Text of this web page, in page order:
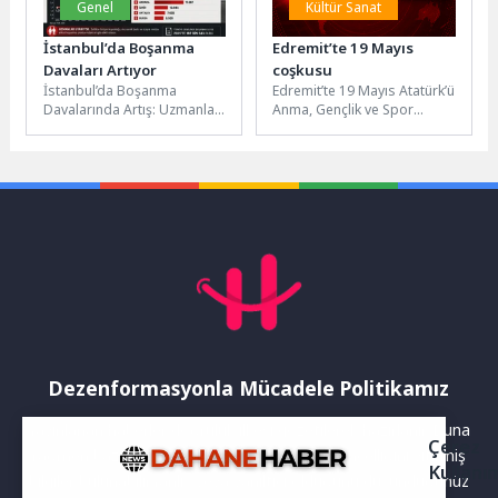
Genel
İstanbul’da Boşanma
Davaları Artıyor
İstanbul’da Boşanma
Davalarında Artış: Uzmanlar
megakentteki...
Kültür Sanat
Edremit’te 19 Mayıs
coşkusu
Edremit’te 19 Mayıs Atatürk’ü
Anma, Gençlik ve Spor
Dezenformasyonla Mücadele Politikamız
Yayınlanan haberler doğruluk ilkesi gözetilerek hazırlanır. Buna
rağmen bazı içeriklerde eksik, hatalı veya güncelliğini yitirmiş
bilgiler bulunabilir.Yanlış veya yanıltıcı olduğunu düşündüğünüz
Çerez